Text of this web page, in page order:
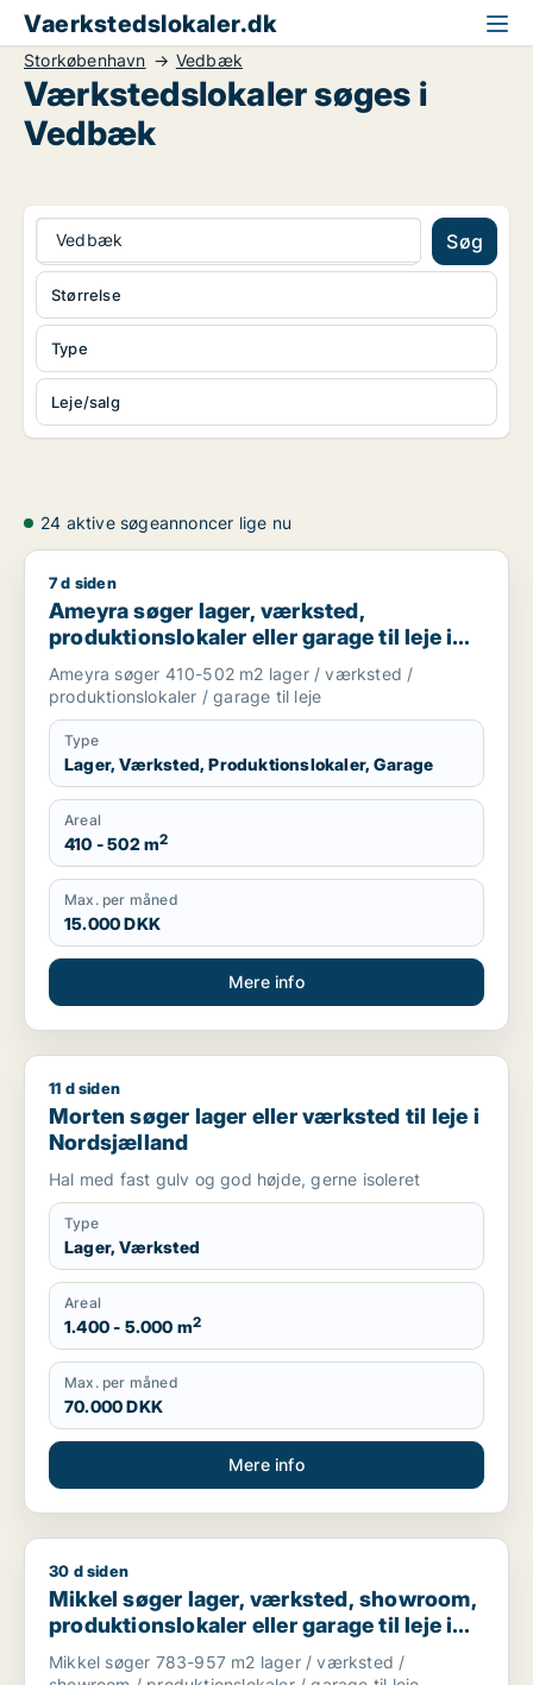
Vaerkstedslokaler.dk
Storkøbenhavn Vedbæk
Værkstedslokaler søges i
Vedbæk
Vedbæk Søg
Type
Leje/salg
Størrelse
24 aktive søgeannoncer lige nu
Ameyra søger lager, værksted, produktionslokaler eller
7 d siden
Ameyra søger lager, værksted,
produktionslokaler eller garage til leje i
Holte, Vedbæk eller Hørsholm m.fl.
Ameyra søger 410-502 m2 lager / værksted /
produktionslokaler / garage til leje
Type
Lager, Værksted, Produktionslokaler, Garage
Areal
410 - 502 m2
Max. per måned
15.000 DKK
Mere info
Morten søger lager eller værksted til leje i Nordsjælland
11 d siden
Morten søger lager eller værksted til leje i
Nordsjælland
Hal med fast gulv og god højde, gerne isoleret
Type
Lager, Værksted
Areal
1.400 - 5.000 m2
Max. per måned
70.000 DKK
Mere info
Mikkel søger lager, værksted, showroom,
30 d siden
Mikkel søger lager, værksted, showroom,
produktionslokaler eller garage til leje i
Holte, Vedbæk eller Hørsholm m.fl.
Mikkel søger 783-957 m2 lager / værksted /